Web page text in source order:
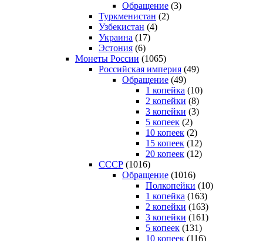
Обращение (3)
Туркменистан (2)
Узбекистан (4)
Украина (17)
Эстония (6)
Монеты России (1065)
Российская империя (49)
Обращение (49)
1 копейка (10)
2 копейки (8)
3 копейки (3)
5 копеек (2)
10 копеек (2)
15 копеек (12)
20 копеек (12)
СССР (1016)
Обращение (1016)
Полкопейки (10)
1 копейка (163)
2 копейки (163)
3 копейки (161)
5 копеек (131)
10 копеек (116)